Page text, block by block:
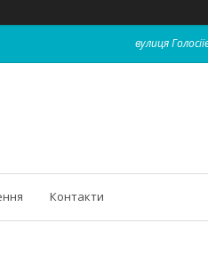
вулиця
Контакти